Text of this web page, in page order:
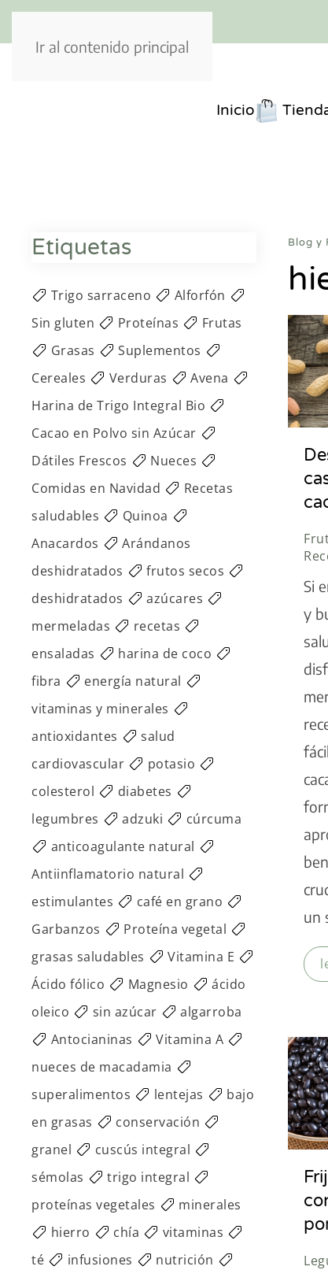
Ir al contenido principal
Inicio
Etiquetas
Trigo sarraceno
Alforfón
Sin gluten
Proteínas
Frutas
Grasas
Suplementos
Cereales
Verduras
Avena
Harina de Trigo Integral Bio
Cacao en Polvo sin Azúcar
Dátiles Frescos
Nueces
Comidas en Navidad
Recetas
saludables
Quinoa
Anacardos
Arándanos
deshidratados
frutos secos
deshidratados
azúcares
mermeladas
recetas
ensaladas
harina de coco
fibra
energía natural
vitaminas y minerales
antioxidantes
salud
cardiovascular
potasio
colesterol
diabetes
legumbres
adzuki
cúrcuma
anticoagulante natural
Antiinflamatorio natural
estimulantes
café en grano
Garbanzos
Proteína vegetal
grasas saludables
Vitamina E
Ácido fólico
Magnesio
ácido
oleico
sin azúcar
algarroba
Antocianinas
Vitamina A
nueces de macadamia
superalimentos
lentejas
bajo
en grasas
conservación
granel
cuscús integral
sémolas
trigo integral
proteínas vegetales
minerales
hierro
chía
vitaminas
té
infusiones
nutrición
Blog y
Si
y
un